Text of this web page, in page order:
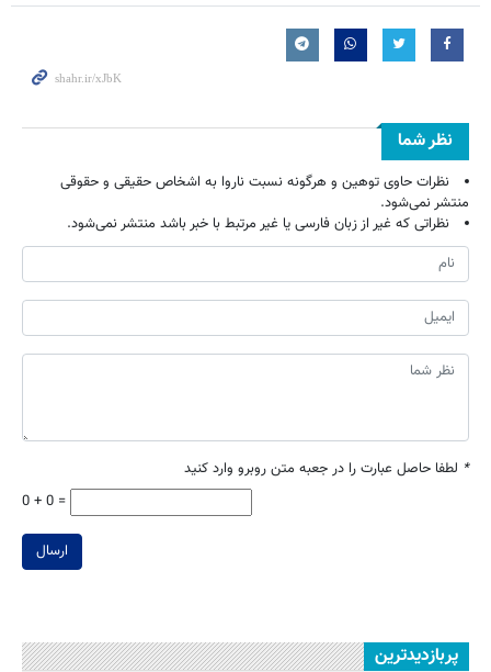
نظر شما
نظرات حاوی توهین و هرگونه نسبت ناروا به اشخاص حقیقی و حقوقی
منتشر نمی‌شود.
نظراتی که غیر از زبان فارسی یا غیر مرتبط با خبر باشد منتشر نمی‌شود.
* لطفا حاصل عبارت را در جعبه متن روبرو وارد کنید
0 + 0 =
ارسال
پربازدیدترین